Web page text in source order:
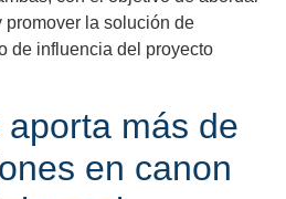
promover la solución de
de influencia del proyecto
más de
en canon